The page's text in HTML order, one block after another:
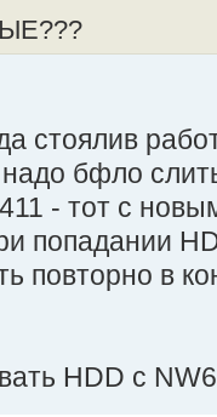
стоялив
бфло
- тот с
попадании
повторно в
HDD с